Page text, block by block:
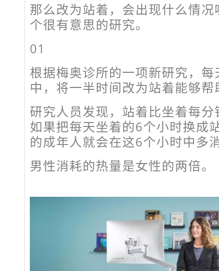
那么改为站着，会出现什么情
个很有意思的研究。
01
根据梅奥诊所的一项新研究，
中，将一半时间改为站着能够
研究人员发现，站着比坐着每
如果把每天坐着的6个小时换成
的成年人就会在这6个小时中多
男性消耗的热量是女性的两倍。